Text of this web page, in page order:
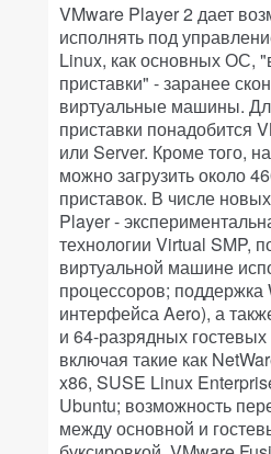
VMware Player 2 дает
исполнять под
Linux, как основных ОС,
приставки" - заранее
виртуальные машины.
приставки понадобится
или Server. Кроме того,
можно загрузить около
приставок. В числе
Player -
технологии Virtual SMP,
виртуальной машине
процессоров; поддержка
интерфейса Aero), а
и 64-разрядных
включая такие как
x86, SUSE Linux
Ubuntu; возможность
между основной и